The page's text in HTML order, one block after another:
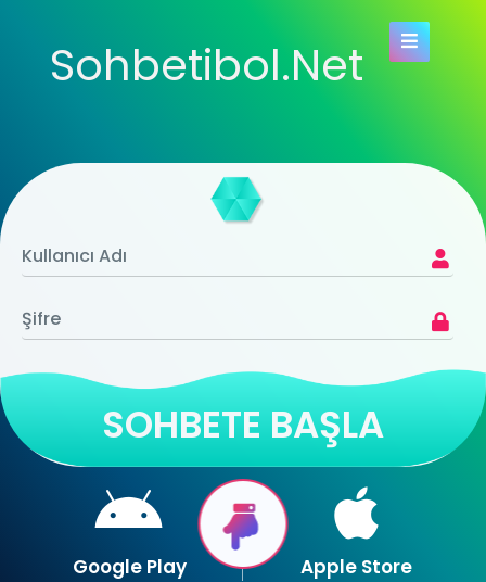
Sohbetibol.Net
SOHBETE BAŞLA
Google Play Apple Store